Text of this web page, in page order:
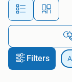
Filters